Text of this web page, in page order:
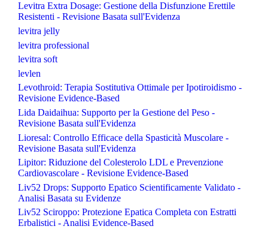
Levitra Extra Dosage: Gestione della Disfunzione Erettile
Resistenti - Revisione Basata sull'Evidenza
levitra jelly
levitra professional
levitra soft
levlen
Levothroid: Terapia Sostitutiva Ottimale per Ipotiroidismo -
Revisione Evidence-Based
Lida Daidaihua: Supporto per la Gestione del Peso -
Revisione Basata sull'Evidenza
Lioresal: Controllo Efficace della Spasticità Muscolare -
Revisione Basata sull'Evidenza
Lipitor: Riduzione del Colesterolo LDL e Prevenzione
Cardiovascolare - Revisione Evidence-Based
Liv52 Drops: Supporto Epatico Scientificamente Validato -
Analisi Basata su Evidenze
Liv52 Sciroppo: Protezione Epatica Completa con Estratti
Erbalistici - Analisi Evidence-Based